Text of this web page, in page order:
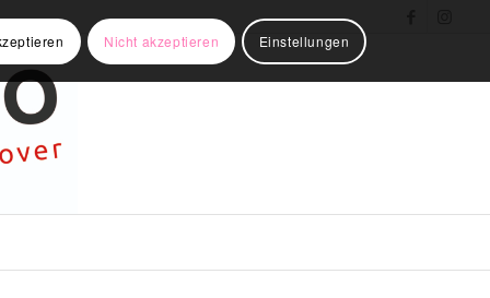
Nicht akzeptieren Einstellungen